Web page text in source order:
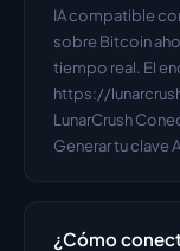
IA compatible
sobre Bitcoin
tiempo real. El
https://
LunarCrush
Generar tu clave
¿Cómo